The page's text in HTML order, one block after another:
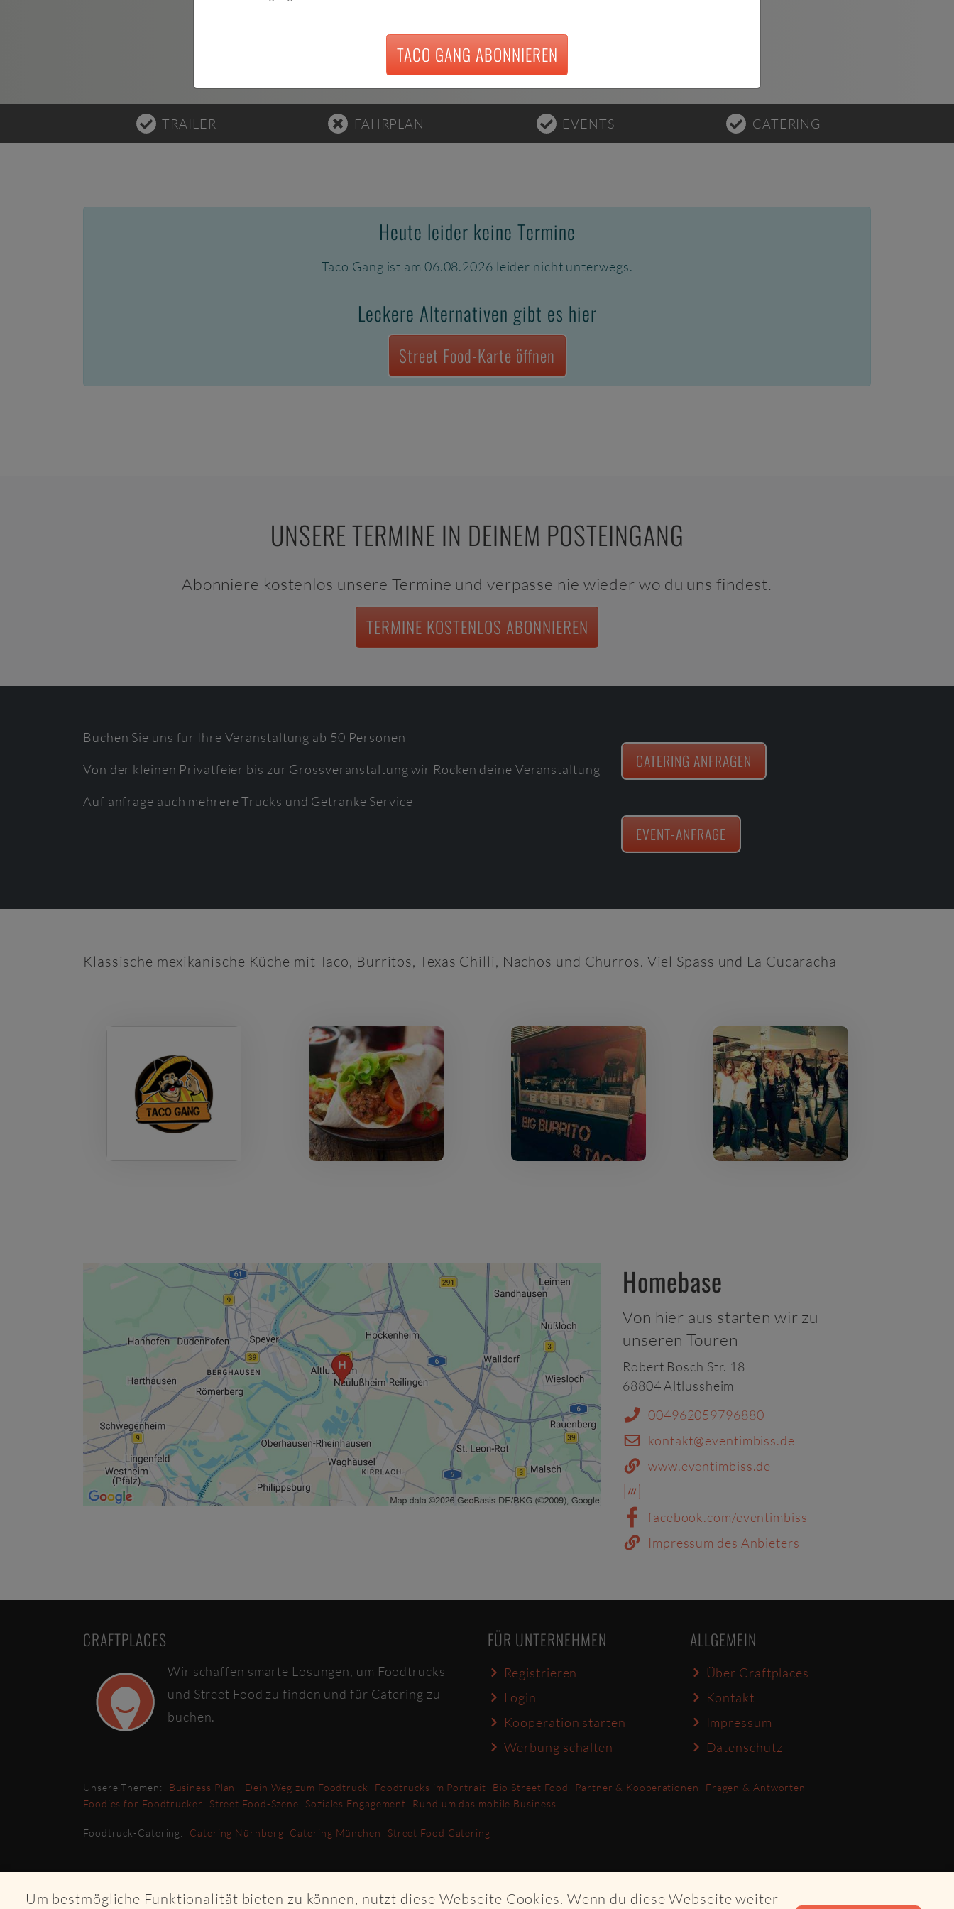
Um bestmögliche Funktionalität bieten zu können, nutzt diese Webseite Cookies. Wenn du diese Webseite weiter
TACO GANG ABONNIEREN
TRAILER FAHRPLAN EVENTS CATERING
Heute leider keine Termine
Taco Gang ist am 06.08.2026 leider nicht unterwegs.
Leckere Alternativen gibt es hier
Street Food-Karte öffnen
UNSERE TERMINE IN DEINEM POSTEINGANG
Abonniere kostenlos unsere Termine und verpasse nie wieder wo du uns findest.
TERMINE KOSTENLOS ABONNIEREN
Buchen Sie uns für Ihre Veranstaltung ab 50 Personen
Von der kleinen Privatfeier bis zur Grossveranstaltung wir Rocken deine Veranstaltung
Auf anfrage auch mehrere Trucks und Getränke Service
CATERING ANFRAGEN
EVENT-ANFRAGE
Klassische mexikanische Küche mit Taco, Burritos, Texas Chilli, Nachos und Churros. Viel Spass und La Cucaracha
Homebase
Von hier aus starten wir zu
unseren Touren
Robert Bosch Str. 18
68804 Altlussheim
004962059796880
kontakt@eventimbiss.de
www.eventimbiss.de
facebook.com/eventimbiss
Impressum des Anbieters
CRAFTPLACES
Wir schaffen smarte Lösungen, um Foodtrucks
und Street Food zu finden und für Catering zu
buchen.
FÜR UNTERNEHMEN
Registrieren
Login
Kooperation starten
Werbung schalten
ALLGEMEIN
Über Craftplaces
Kontakt
Impressum
Datenschutz
Unsere Themen: Business Plan - Dein Weg zum Foodtruck Foodtrucks im Portrait Bio Street Food Partner & Kooperationen
Fragen & Antworten
Foodies for Foodtrucker
Street Food-Szene Soziales Engagement Rund um das mobile Business
Foodtruck-Catering: Catering Nürnberg Catering München Street Food Catering